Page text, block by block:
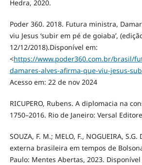
Hedra, 2020.
Poder 360. 2018. Futura ministra,
viu Jesus ‘subir em pé de goiaba’,
12/12/2018).Disponível em:
<https://www.poder360.com.br/brasil/
damares-alves-afirma-que-viu-jesus-
Acesso em: 22 de nov 2024
RICUPERO, Rubens. A diplomacia na
1750–2016. Rio de Janeiro: Versal
SOUZA, F. M.; MELO, F., NOGUEIRA,
externa brasileira em tempos de
Paulo: Mentes Abertas, 2023. Disponível